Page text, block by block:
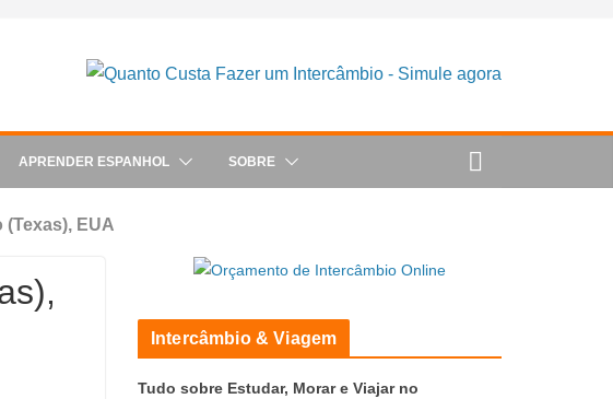
APRENDER ESPANHOL SOBRE
EUA
Intercâmbio & Viagem
Tudo sobre Estudar, Morar e Viajar no